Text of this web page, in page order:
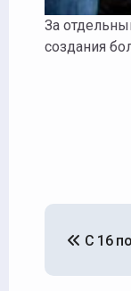
За
создания
записям
С 16